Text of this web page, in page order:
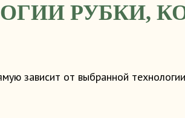
РУБКИ,
зависит от выбранной